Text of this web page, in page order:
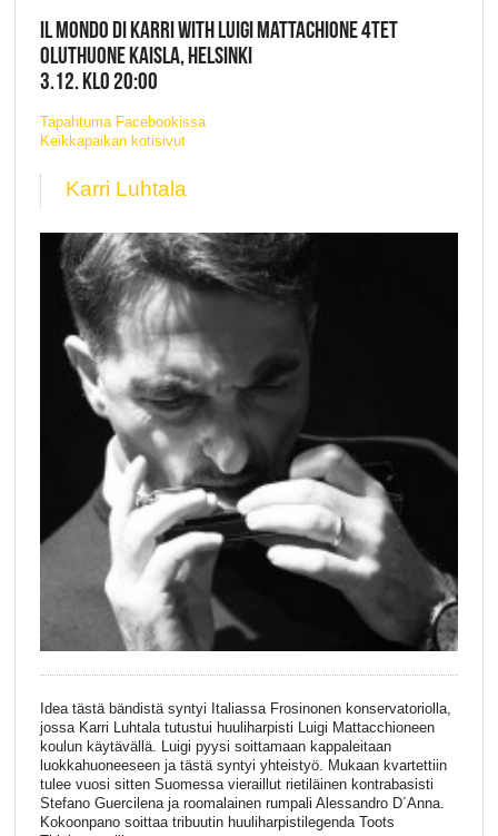
IL MONDO DI KARRI WITH LUIGI MATTACHIONE 4TET
OLUTHUONE KAISLA, HELSINKI
3.12. KLO 20:00
Tapahtuma Facebookissa
Keikkapaikan kotisivut
Karri Luhtala
Idea tästä bändistä syntyi Italiassa Frosinonen konservatoriolla,
jossa Karri Luhtala tutustui huuliharpisti Luigi Mattacchioneen
koulun käytävällä. Luigi pyysi soittamaan kappaleitaan
luokkahuoneeseen ja tästä syntyi yhteistyö. Mukaan kvartettiin
tulee vuosi sitten Suomessa vieraillut rietiläinen kontrabasisti
Stefano Guercilena ja roomalainen rumpali Alessandro D´Anna.
Kokoonpano soittaa tribuutin huuliharpistilegenda Toots